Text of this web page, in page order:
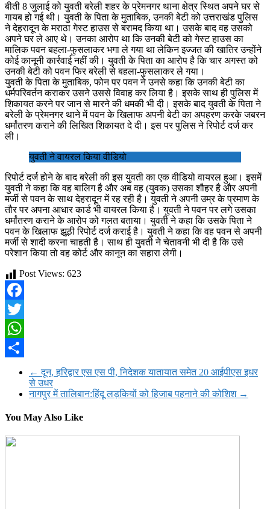
बीती 8 जुलाई को युवती बरेली शहर के प्रेमनगर थाना क्षेत्र स्थित अपने घर से
गायब हो गई थी। युवती के पिता के मुताबिक, उनकी बेटी को उत्तराखंड पुलिस
ने देहरादून के मराठा गेस्ट हाउस से बरामद किया था। उसके बाद वह उसको
अपने घर ले आए थे। उनका आरोप था कि उनकी बेटी को गेस्ट हाउस का
मालिक पवन बहला-फुसलाकर भगा ले गया था लेकिन इज्जत की खातिर उन्होंने
कोई कानूनी कार्रवाई नहीं की। युवती के पिता का आरोप है कि चार अगस्त को
उनकी बेटी को पवन फिर बरेली से बहला-फुसलाकर ले गया।
युवती के पिता के मुताबिक, फोन पर पवन ने उनसे कहा कि उनकी बेटी का
धर्मपरिवर्तन कराकर उसने उससे विवाह कर लिया है। इसके साथ ही पुलिस में
शिकायत करने पर जान से मारने की धमकी भी दी। इसके बाद युवती के पिता ने
बरेली के प्रेमनगर थाने में पवन के खिलाफ अपनी बेटी का अपहरण करके जबरन
धर्मांतरण कराने की लिखित शिकायत दे दी। इस पर पुलिस ने रिपोर्ट दर्ज कर
ली।
युवती ने वायरल किया वीडियो
रिपोर्ट दर्ज होने के बाद बरेली की इस युवती का एक वीडियो वायरल हुआ। इसमें
युवती ने कहा कि वह बालिग है और अब वह (युवक) उसका शौहर है और अपनी
मर्जी से पवन के साथ देहरादून में रह रही है। युवती ने अपनी उम्र के प्रमाण के
तौर पर अपना आधार कार्ड भी वायरल किया है। युवती ने पवन पर लगे उसका
धर्मांतरण कराने के आरोप को गलत बताया। युवती ने कहा कि उसके पिता ने
पवन के खिलाफ झूठी रिपोर्ट दर्ज कराई है। युवती ने कहा कि वह पवन से अपनी
मर्जी से शादी करना चाहती है। साथ ही युवती ने चेतावनी भी दी है कि उसे
परेशान किया तो वह कोर्ट और कानून का सहारा लेगी।
Post Views: 623
Facebook
Twitter
WhatsApp
← दून, हरिद्वार एस एस पी, निदेशक यातायात समेत 20 आईपीएस इधर
से उधर
नागपुर में तालिबान:हिंदू लड़कियों को हिजाब पहनाने की कोशिश →
You May Also Like